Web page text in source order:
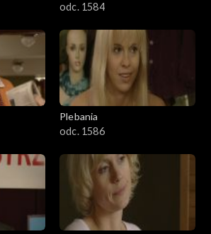
odc. 1584
Plebania
odc. 1586